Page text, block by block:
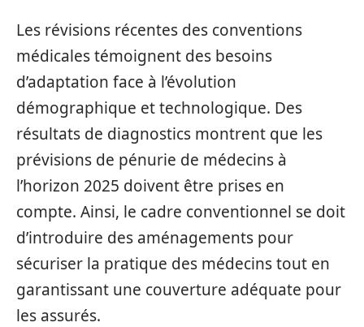
Les révisions récentes des conventions
médicales témoignent des besoins
d’adaptation face à l’évolution
démographique et technologique. Des
résultats de diagnostics montrent que les
prévisions de pénurie de médecins à
l’horizon 2025 doivent être prises en
compte. Ainsi, le cadre conventionnel se doit
d’introduire des aménagements pour
sécuriser la pratique des médecins tout en
garantissant une couverture adéquate pour
les assurés.